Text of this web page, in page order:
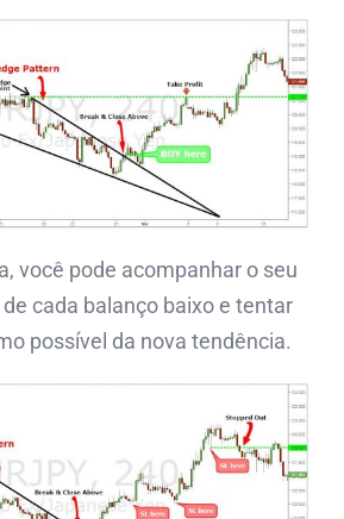
você pode acompanhar o seu
cada balanço baixo e tentar
possível da nova tendência.